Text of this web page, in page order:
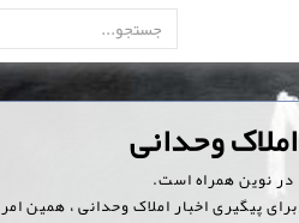
‏املاک وحدانی
‏ در نوین همراه است.
برای پیگیری اخبار املاک وحدانی ، همین